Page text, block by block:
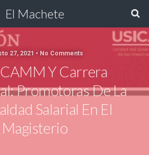
El Machete
27, 2021 • No Comments
Y Carrera
Promotoras De La
Salarial En El
Magisterio